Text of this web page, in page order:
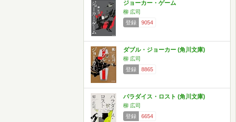
ジョーカー・ゲーム
柳 広司
登録
9054
ダブル・ジョーカー (角川文庫)
柳 広司
登録
8865
パラダイス・ロスト (角川文庫)
柳 広司
登録
6654